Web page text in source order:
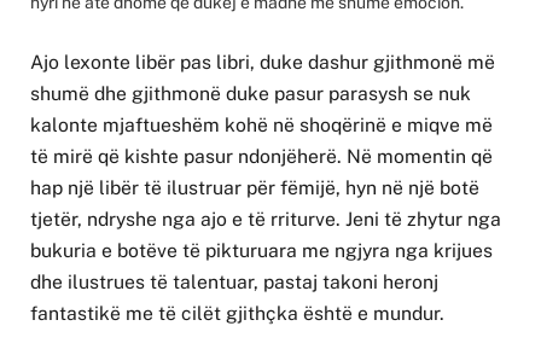
Ajo lexonte libër pas libri, duke dashur gjithmonë më
shumë dhe gjithmonë duke pasur parasysh se nuk
kalonte mjaftueshëm kohë në shoqërinë e miqve më
të mirë që kishte pasur ndonjëherë. Në momentin që
hap një libër të ilustruar për fëmijë, hyn në një botë
tjetër, ndryshe nga ajo e të rriturve. Jeni të zhytur nga
bukuria e botëve të pikturuara me ngjyra nga krijues
dhe ilustrues të talentuar, pastaj takoni heronj
fantastikë me të cilët gjithçka është e mundur.